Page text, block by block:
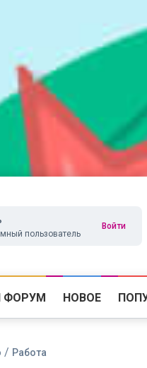
пользователь
Войти
ФОРУМ НОВОЕ
/ Работа